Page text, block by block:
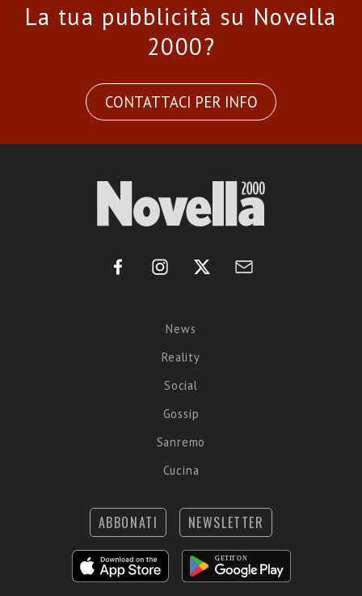
La tua pubblicità su Novella
2000?
CONTATTACI PER INFO
News
Reality
Social
Gossip
Sanremo
Cucina
ABBONATI NEWSLETTER